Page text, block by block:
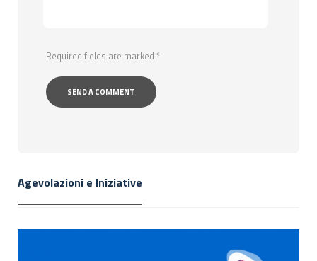
Required fields are marked *
Agevolazioni e Iniziative